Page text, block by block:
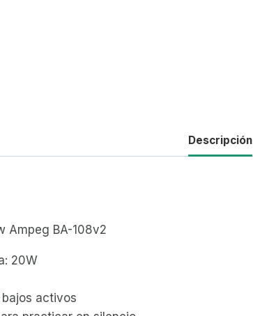
Descripción
Ampeg BA-108v2
20W
bajos activos